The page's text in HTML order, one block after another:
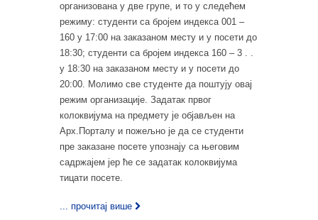
организована у две групе, и то у следећем
режиму: студенти са бројем индекса 001 –
160 у 17:00 на заказаном месту и у посети до
18:30; студенти са бројем индекса 160 – 3 . .
у 18:30 на заказаном месту и у посети до
20:00. Молимо све студенте да поштују овај
режим организације. Задатак првог
колоквијума на предмету је објављен на
Арх.Порталу и пожељно је да се студенти
пре заказане посете упознају са његовим
садржајем јер ће се задатак колоквијума
тицати посете.
... прочитај више